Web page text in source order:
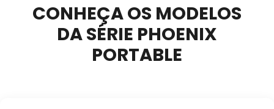
CONHEÇA OS MODELOS
DA SÉRIE PHOENIX
PORTABLE